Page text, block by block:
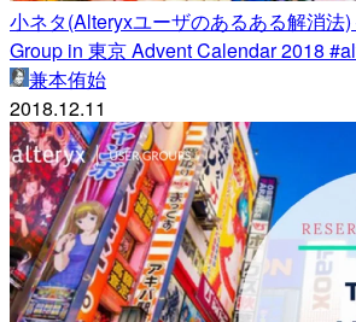
小ネタ(Alteryxユーザのあるある解消法
Group in 東京 Advent Calendar 2018
兼本侑始
2018.12.11